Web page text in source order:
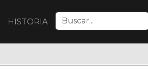
HISTORIA